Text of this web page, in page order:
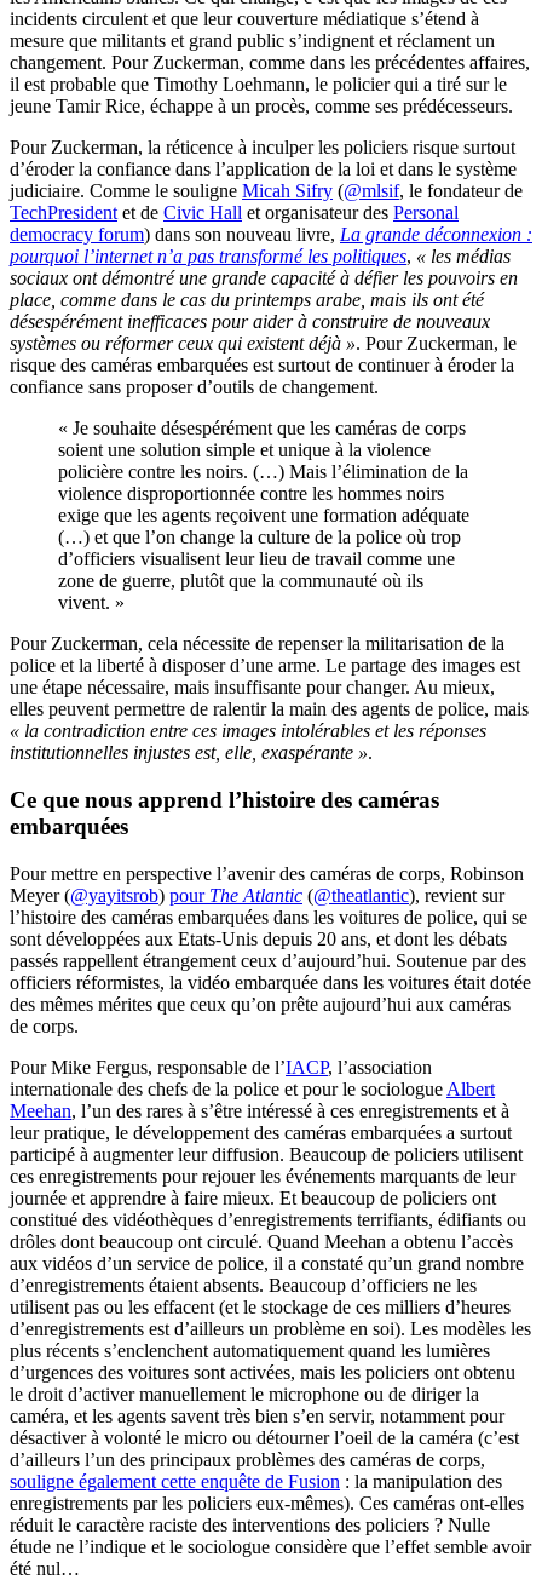
incidents circulent et que leur couverture médiatique s’étend à
mesure que militants et grand public s’indignent et réclament un
changement. Pour Zuckerman, comme dans les précédentes affaires,
il est probable que Timothy Loehmann, le policier qui a tiré sur le
jeune Tamir Rice, échappe à un procès, comme ses prédécesseurs.
Pour Zuckerman, la réticence à inculper les policiers risque surtout
d’éroder la confiance dans l’application de la loi et dans le système
judiciaire. Comme le souligne Micah Sifry (@mlsif, le fondateur de
TechPresident et de Civic Hall et organisateur des Personal
democracy forum) dans son nouveau livre, La grande déconnexion :
pourquoi l’internet n’a pas transformé les politiques, « les médias
sociaux ont démontré une grande capacité à défier les pouvoirs en
place, comme dans le cas du printemps arabe, mais ils ont été
désespérément inefficaces pour aider à construire de nouveaux
systèmes ou réformer ceux qui existent déjà ». Pour Zuckerman, le
risque des caméras embarquées est surtout de continuer à éroder la
confiance sans proposer d’outils de changement.
« Je souhaite désespérément que les caméras de corps
soient une solution simple et unique à la violence
policière contre les noirs. (…) Mais l’élimination de la
violence disproportionnée contre les hommes noirs
exige que les agents reçoivent une formation adéquate
(…) et que l’on change la culture de la police où trop
d’officiers visualisent leur lieu de travail comme une
zone de guerre, plutôt que la communauté où ils
vivent. »
Pour Zuckerman, cela nécessite de repenser la militarisation de la
police et la liberté à disposer d’une arme. Le partage des images est
une étape nécessaire, mais insuffisante pour changer. Au mieux,
elles peuvent permettre de ralentir la main des agents de police, mais
« la contradiction entre ces images intolérables et les réponses
institutionnelles injustes est, elle, exaspérante ».
Ce que nous apprend l’histoire des caméras
embarquées
Pour mettre en perspective l’avenir des caméras de corps, Robinson
Meyer (@yayitsrob) pour The Atlantic (@theatlantic), revient sur
l’histoire des caméras embarquées dans les voitures de police, qui se
sont développées aux Etats-Unis depuis 20 ans, et dont les débats
passés rappellent étrangement ceux d’aujourd’hui. Soutenue par des
officiers réformistes, la vidéo embarquée dans les voitures était dotée
des mêmes mérites que ceux qu’on prête aujourd’hui aux caméras
de corps.
Pour Mike Fergus, responsable de l’IACP, l’association
internationale des chefs de la police et pour le sociologue Albert
Meehan, l’un des rares à s’être intéressé à ces enregistrements et à
leur pratique, le développement des caméras embarquées a surtout
participé à augmenter leur diffusion. Beaucoup de policiers utilisent
ces enregistrements pour rejouer les événements marquants de leur
journée et apprendre à faire mieux. Et beaucoup de policiers ont
constitué des vidéothèques d’enregistrements terrifiants, édifiants ou
drôles dont beaucoup ont circulé. Quand Meehan a obtenu l’accès
aux vidéos d’un service de police, il a constaté qu’un grand nombre
d’enregistrements étaient absents. Beaucoup d’officiers ne les
utilisent pas ou les effacent (et le stockage de ces milliers d’heures
d’enregistrements est d’ailleurs un problème en soi). Les modèles les
plus récents s’enclenchent automatiquement quand les lumières
d’urgences des voitures sont activées, mais les policiers ont obtenu
le droit d’activer manuellement le microphone ou de diriger la
caméra, et les agents savent très bien s’en servir, notamment pour
désactiver à volonté le micro ou détourner l’oeil de la caméra (c’est
d’ailleurs l’un des principaux problèmes des caméras de corps,
souligne également cette enquête de Fusion : la manipulation des
enregistrements par les policiers eux-mêmes). Ces caméras ont-elles
réduit le caractère raciste des interventions des policiers ? Nulle
étude ne l’indique et le sociologue considère que l’effet semble avoir
été nul…